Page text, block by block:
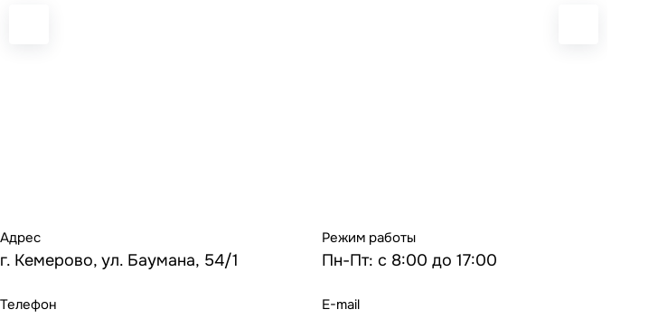
Адрес
г. Кемерово, ул. Баумана, 54/1
Режим работы
Пн-Пт: с 8:00 до 17:00
Телефон E-mail